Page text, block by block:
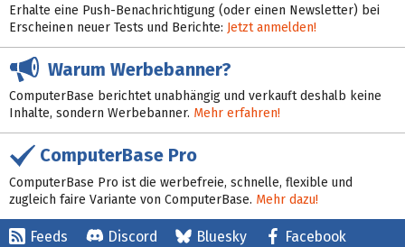
Erhalte eine Push-Benachrichtigung (oder einen Newsletter) bei
Erscheinen neuer Tests und Berichte: Jetzt anmelden!
Warum Werbebanner?
ComputerBase berichtet unabhängig und verkauft deshalb keine
Inhalte, sondern Werbebanner. Mehr erfahren!
ComputerBase Pro
ComputerBase Pro ist die werbefreie, schnelle, flexible und
zugleich faire Variante von ComputerBase. Mehr dazu!
Feeds Discord Bluesky
Facebook